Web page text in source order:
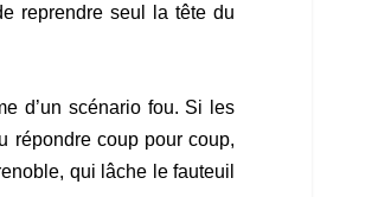
reprendre seul la tête du
d’un scénario fou. Si les
répondre coup pour coup,
qui lâche le fauteuil